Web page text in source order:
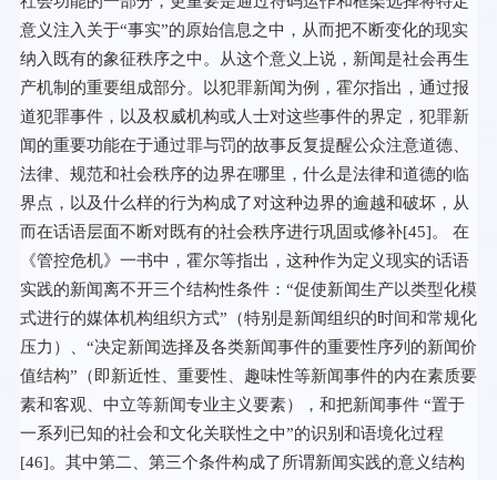
意义注入关于“事实”的原始信息之中，从而把不断变化的现实
纳入既有的象征秩序之中。从这个意义上说，新闻是社会再生
产机制的重要组成部分。以犯罪新闻为例，霍尔指出，通过报
道犯罪事件，以及权威机构或人士对这些事件的界定，犯罪新
闻的重要功能在于通过罪与罚的故事反复提醒公众注意道德、
法律、规范和社会秩序的边界在哪里，什么是法律和道德的临
界点，以及什么样的行为构成了对这种边界的逾越和破坏，从
而在话语层面不断对既有的社会秩序进行巩固或修补[45]。 在
《管控危机》一书中，霍尔等指出，这种作为定义现实的话语
实践的新闻离不开三个结构性条件：“促使新闻生产以类型化模
式进行的媒体机构组织方式”（特别是新闻组织的时间和常规化
压力）、“决定新闻选择及各类新闻事件的重要性序列的新闻价
值结构”（即新近性、重要性、趣味性等新闻事件的内在素质要
素和客观、中立等新闻专业主义要素），和把新闻事件 “置于
一系列已知的社会和文化关联性之中”的识别和语境化过程
[46]。其中第二、第三个条件构成了所谓新闻实践的意义结构